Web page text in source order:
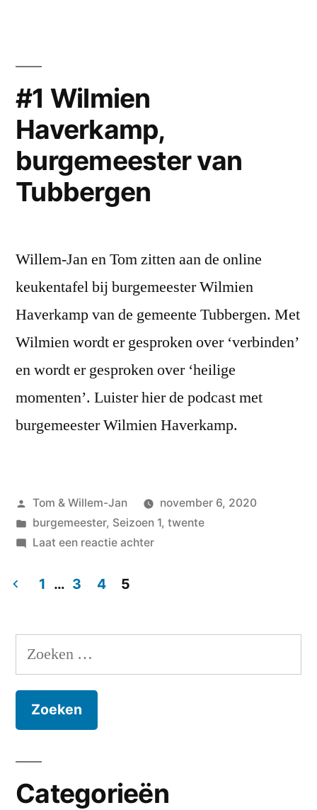
#1 Wilmien
Haverkamp,
burgemeester van
Tubbergen
Willem-Jan en Tom zitten aan de online
keukentafel bij burgemeester Wilmien
Haverkamp van de gemeente Tubbergen. Met
Wilmien wordt er gesproken over ‘verbinden’
en wordt er gesproken over ‘heilige
momenten’. Luister hier de podcast met
burgemeester Wilmien Haverkamp.
Geplaatst
door
Tom & Willem-Jan
november 6, 2020
Geplaatst
in
burgemeester, Seizoen 1, twente
Laat een reactie achterop
paginering
1 … 3 4 5
Zoeken
naar:
Categorieën